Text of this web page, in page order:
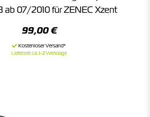
ab 07/2010 für ZENEC Xzent
99,00 €
Lieferzeit ca. 1-2 Werktage